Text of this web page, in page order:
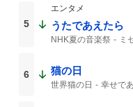
5
エンタメ
うたであえたら
NHK夏の音楽祭 ミ
6 猫の日
世界猫の日 幸せで